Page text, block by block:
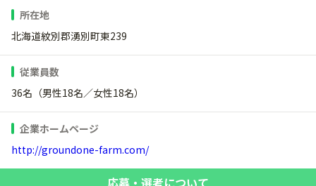
所在地
北海道紋別郡湧別町東239
従業員数
36名（男性18名／女性18名）
企業ホームページ
http://groundone-farm.com/